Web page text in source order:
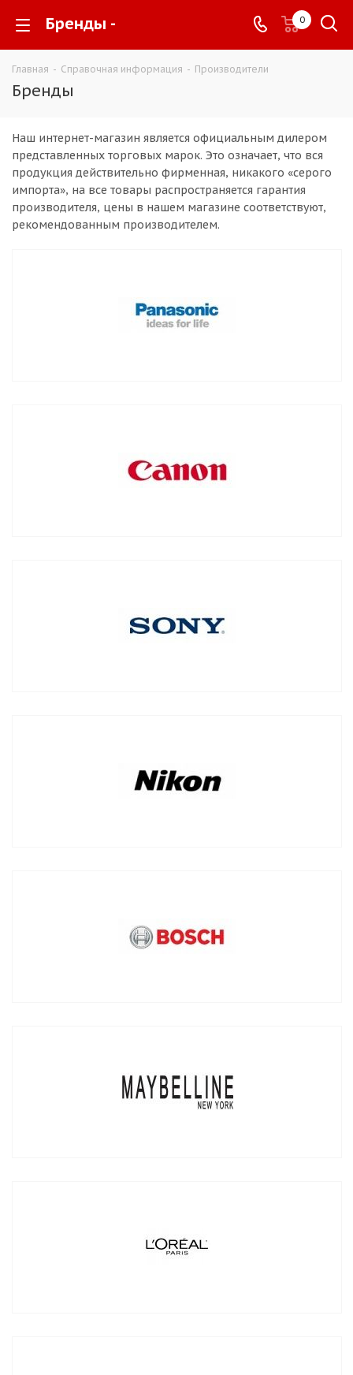
Бренды - 0
Главная - Справочная информация - Производители
Бренды
Наш интернет-магазин является официальным дилером
представленных торговых марок. Это означает, что вся
продукция действительно фирменная, никакого «серого
импорта», на все товары распространяется гарантия
производителя, цены в нашем магазине соответствуют,
рекомендованным производителем.